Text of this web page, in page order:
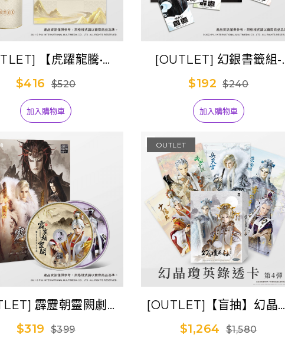
【虎躍龍騰•壬
年】2022年月曆
$416 $520
加入購物車
[OUTLET] 幻銀書籤組-
【霹靂探險】A款
$192 $240
加入購物車
霹靂朝靈闕劇集
原聲帶貳-精選85
$319 $399
OUTLET
[OUTLET]【盲抽】幻晶瓊
英錄透卡-第4彈(全套盒裝)
$1,264 $1,580